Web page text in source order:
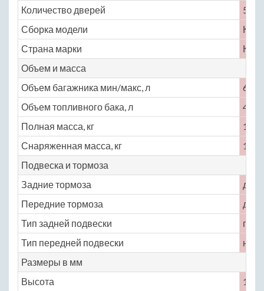
Количество дверей
5
Сборка модели
Страна марки
Объем и масса
Объем багажника мин/макс, л
600
Объем топливного бака, л
45
Полная масса, кг
1585
Снаряженная масса, кг
1210
Подвеска и тормоза
Задние тормоза
Передние тормоза
Тип задней подвески
Тип передней подвески
Размеры в мм
Высота
1660